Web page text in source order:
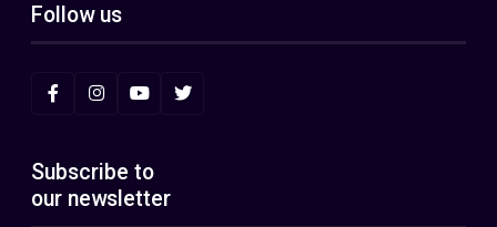
Follow us
Subscribe to
our newsletter